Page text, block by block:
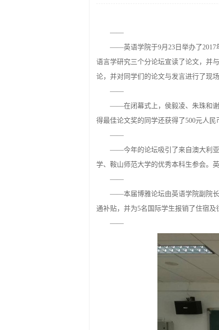
——
——英语学院于9月23日举办了2017
语言学研究三个分论坛宣读了论文，并
论，并对同学们的论文与发言进行了现
——
——在闭幕式上，侯毅凌、朱珠和谢
得最佳论文奖的同学还获得了500元人民
——
——今年的论坛吸引了来自澳大利亚
学、鞍山师范大学的优秀本科生参会。
——
——本届博雅论坛由英语学院副院长
通补贴，并为5名国际学生报销了住宿及
——